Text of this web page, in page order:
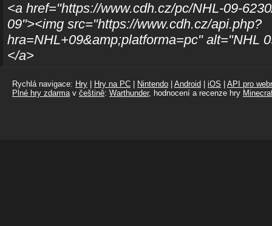
<a href="https://www.cdh.cz/pc/NHL-09-
09"><img src="https://www.cdh.cz/api.php?
hra=NHL+09&amp;platforma=pc" alt="NHL
</a>
Rychlá navigace: Hry Hry na PC Nintendo Android iOS
API pro
Plné hry zdarmav češtině: Warthunder, hodnocení a recenze hry